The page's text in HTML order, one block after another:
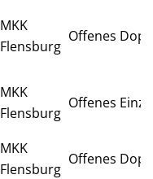
MKK
Flensburg
Offenes
MKK
Flensburg
Offenes
MKK
Flensburg
Offenes